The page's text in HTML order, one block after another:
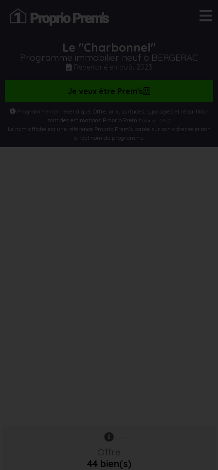
Le "Charbonnel"
Programme immobilier neuf à BERGERAC
Répertorié en août 2023
Je veux être Prem's
Programme non revendiqué. Offre, prix, surfaces, typologies et répartition
sont des estimations Proprio Prem’s(Voir nos CGU)
Le nom affiché est une référence Proprio Prem’s basée sur son adresse et non
le réel nom du programme.
Offre
44 bien(s)